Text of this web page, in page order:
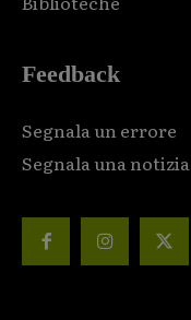
Feedback
Segnala un errore
Segnala una notizia